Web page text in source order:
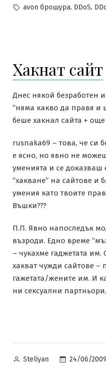
by
Tags:
avon брошура, DDoS,
Хакнат сайт
Днес някой безработен
“няма какво да правя и
беше хакнал сайта +
rusnaka69 – това, че си
е ясно, но явно не
уменията и се доказваш
“хакване” на сайтове и
умения като твоите
Въшки???
П.П. Явно напоследък
възроди. Едно време
– чукахме гаджетата им.
хакват чужди сайтове –
гажетата/жените им. И
ни сексуални
Posted
Steliyan 24/06/2009